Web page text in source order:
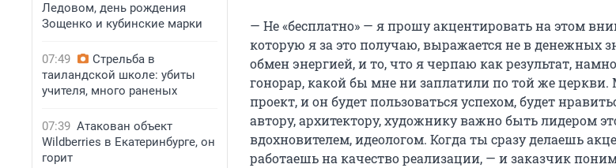
Ледовом, день рождения
Зощенко и кубинские марки
07:49
Стрельба в
таиландской школе: убиты
учителя, много раненых
07:39 Атакован объект
Wildberries в Екатеринбурге, он
горит
— Не «бесплатно» — я прошу акцентировать на этом
которую я за это получаю, выражается не в денежных
обмен энергией, и то, что я черпаю как результат,
гонорар, какой бы мне ни заплатили по той же церкви.
проект, и он будет пользоваться успехом, будет
автору, архитектору, художнику важно быть лидером
вдохновителем, идеологом. Когда ты сразу делаешь
работаешь на качество реализации, — и заказчик